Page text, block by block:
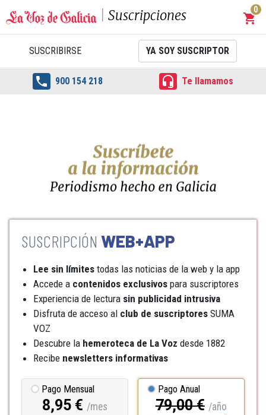
Suscripciones shopping_cart
0
SUSCRIBIRSE YA SOY SUSCRIPTOR
 900 154 218  Te llamamos
WEB+APP
Lee sin límites todas las noticias de la web y la app
Accede a contenidos exclusivos para suscriptores
Experiencia de lectura sin publicidad intrusiva
Disfruta de acceso al club de suscriptores SUMA
VOZ
Descubre la hemeroteca de La Voz desde 1882
Recibe newsletters informativas
Pago Mensual
8,95 € /mes
Pago Anual
79,00 € /año